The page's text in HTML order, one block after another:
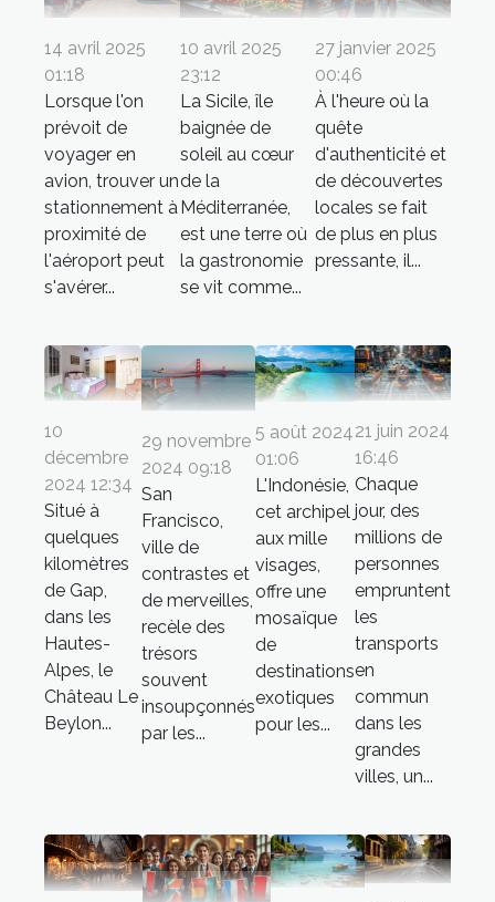
14 avril 2025
01:18
Lorsque l'on
prévoit de
voyager en
avion, trouver un
stationnement à
proximité de
l'aéroport peut
s'avérer...
10 avril 2025
23:12
La Sicile, île
baignée de
soleil au cœur
de la
Méditerranée,
est une terre où
la gastronomie
se vit comme...
27 janvier 2025
00:46
À l'heure où la
quête
d'authenticité et
de découvertes
locales se fait
de plus en plus
pressante, il...
10
décembre
2024 12:34
Situé à
quelques
kilomètres
de Gap,
dans les
Hautes-
Alpes, le
Château Le
Beylon...
29 novembre
2024 09:18
San
Francisco,
ville de
contrastes et
de merveilles,
recèle des
trésors
souvent
insoupçonnés
par les...
5 août 2024
01:06
L'Indonésie,
cet archipel
aux mille
visages,
offre une
mosaïque
de
destinations
exotiques
pour les...
21 juin 2024
16:46
Chaque
jour, des
millions de
personnes
empruntent
les
transports
en
commun
dans les
grandes
villes, un...